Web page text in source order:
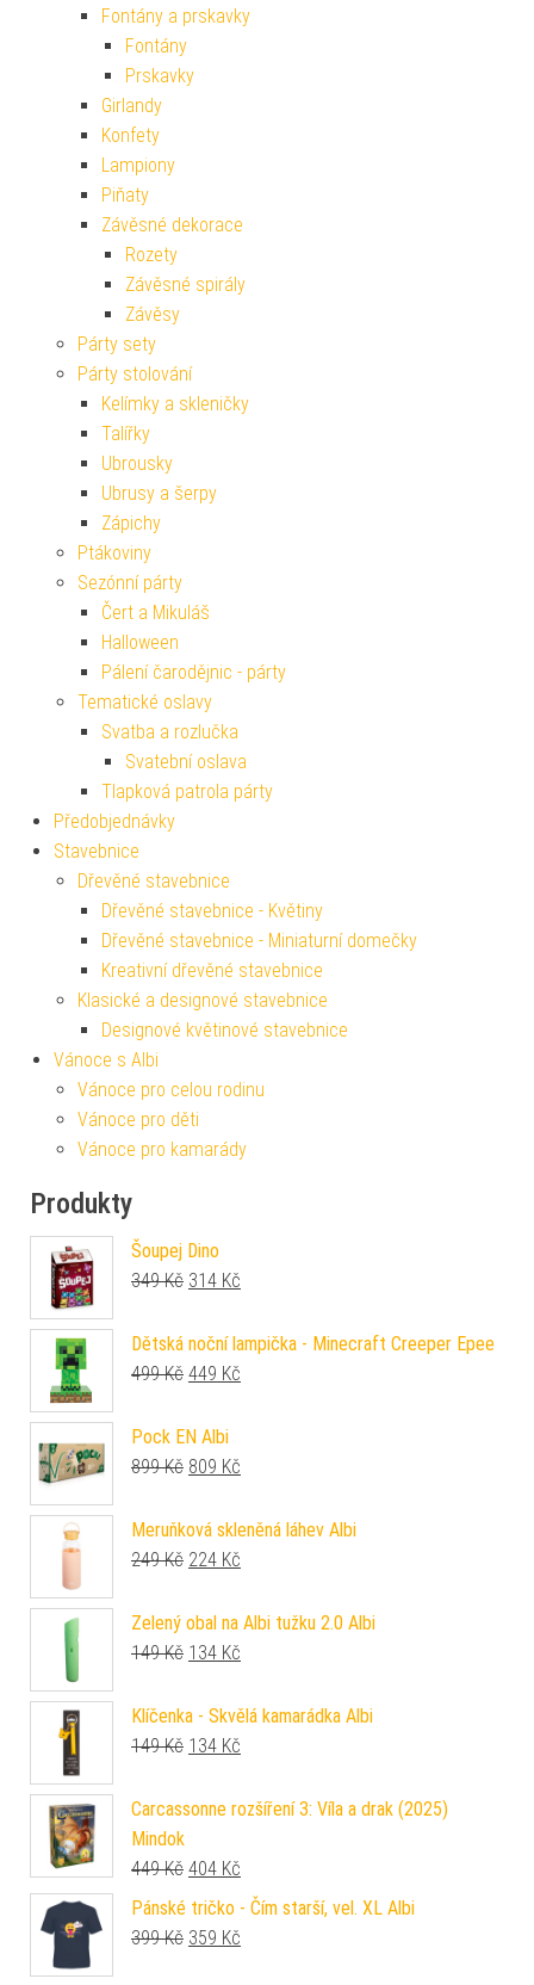
Fontány a prskavky
Fontány
Prskavky
Girlandy
Konfety
Lampiony
Piňaty
Závěsné dekorace
Rozety
Závěsné spirály
Závěsy
Párty sety
Párty stolování
Kelímky a skleničky
Talířky
Ubrousky
Ubrusy a šerpy
Zápichy
Ptákoviny
Sezónní párty
Čert a Mikuláš
Halloween
Pálení čarodějnic - párty
Tematické oslavy
Svatba a rozlučka
Svatební oslava
Tlapková patrola párty
Předobjednávky
Stavebnice
Dřevěné stavebnice
Dřevěné stavebnice - Květiny
Dřevěné stavebnice - Miniaturní domečky
Kreativní dřevěné stavebnice
Klasické a designové stavebnice
Designové květinové stavebnice
Vánoce s Albi
Vánoce pro celou rodinu
Vánoce pro děti
Vánoce pro kamarády
Produkty
Šoupej Dino
349Kč Původní cena byla: 349 Kč.
314 Kč
Dětská noční lampička - Minecraft Creeper Epee
499Kč Původní cena byla: 499 Kč.
449 Kč
Pock EN Albi
899Kč Původní cena byla: 899 Kč.
809 Kč
Meruňková skleněná láhev Albi
249Kč Původní cena byla: 249 Kč.
224 Kč
Zelený obal na Albi tužku 2.0 Albi
149Kč Původní cena byla: 149 Kč.
134 Kč
Klíčenka - Skvělá kamarádka Albi
149Kč Původní cena byla: 149 Kč.
134 Kč
Carcassonne rozšíření 3: Víla a drak (2025)
Mindok
449Kč Původní cena byla: 449 Kč.
404 Kč
Pánské tričko - Čím starší, vel. XL Albi
399Kč Původní cena byla: 399 Kč.
359 Kč